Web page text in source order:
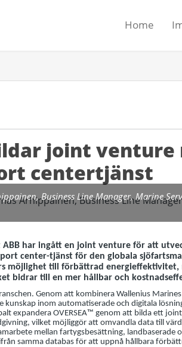
Home
joint venture
centertjänst
Business Line Manager, Marine
har ingått en joint venture för att
center-tjänst för den globala
möjlighet till förbättrad energieffektivitet,
bidrar till en mer hållbar och
Genom att kombinera Wallenius
inom automatiserade och digitala
expandera OVERSEA™ genom att bilda ett joint
vilket möjliggör att omvandla data till
mellan fartygsbesättning, landbaserade
samma databas för att uppnå hållbara